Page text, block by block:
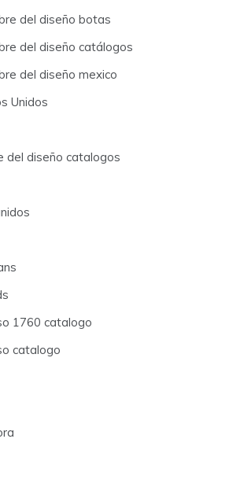
del diseño botas
del diseño catálogos
del diseño mexico
Unidos
del diseño catalogos
1760 catalogo
catalogo